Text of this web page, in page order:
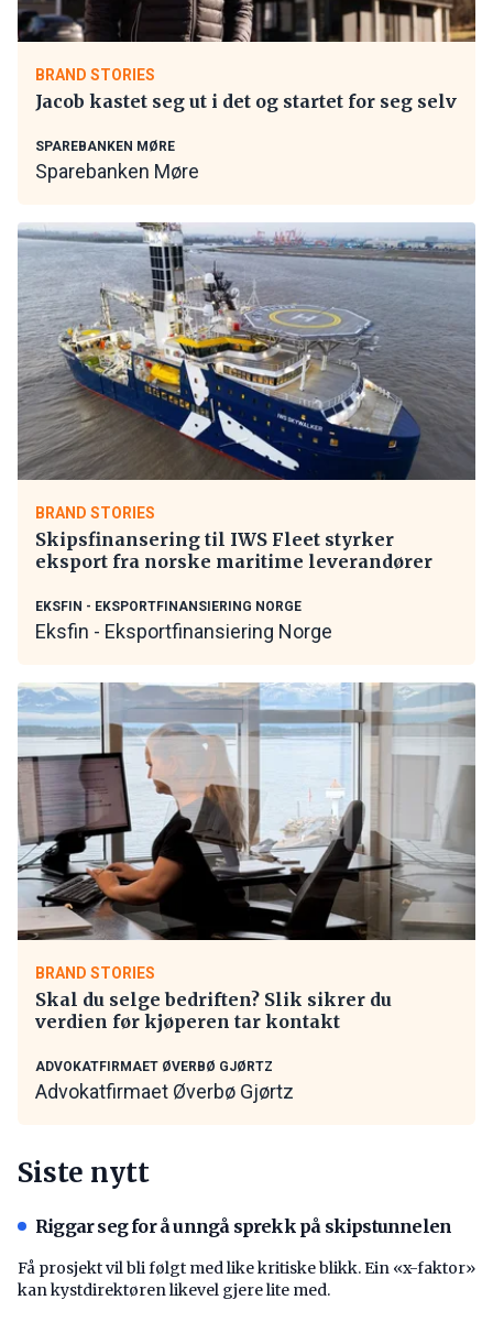
BRAND STORIES
Jacob kastet seg ut i det og startet for seg selv
SPAREBANKEN MØRE
Sparebanken Møre
BRAND STORIES
Skipsfinansering til IWS Fleet styrker
eksport fra norske maritime leverandører
EKSFIN - EKSPORTFINANSIERING NORGE
Eksfin - Eksportfinansiering Norge
BRAND STORIES
Skal du selge bedriften? Slik sikrer du
verdien før kjøperen tar kontakt
ADVOKATFIRMAET ØVERBØ GJØRTZ
Advokatfirmaet Øverbø Gjørtz
Siste nytt
Riggar seg for å unngå sprekk på skipstunnelen
Få prosjekt vil bli følgt med like kritiske blikk. Ein «x-faktor»
kan kystdirektøren likevel gjere lite med.